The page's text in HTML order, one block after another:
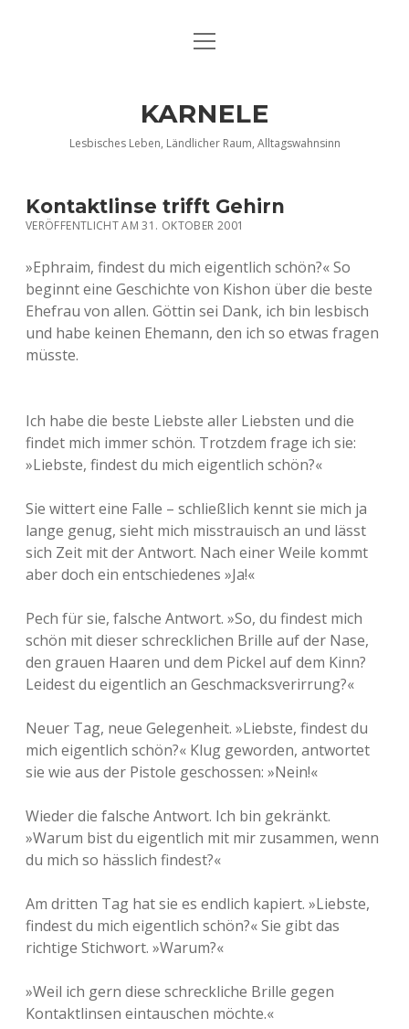
DATENSCHUTZERKLÄRUNG
Menü
KARNELE
Lesbisches Leben, Ländlicher Raum, Alltagswahnsinn
Kontaktlinse trifft Gehirn
VERÖFFENTLICHT AM 31. OKTOBER 2001
»Ephraim, findest du mich eigentlich schön?« So
beginnt eine Geschichte von Kishon über die beste
Ehefrau von allen. Göttin sei Dank, ich bin lesbisch
und habe keinen Ehemann, den ich so etwas fragen
müsste.
Ich habe die beste Liebste aller Liebsten und die
findet mich immer schön. Trotzdem frage ich sie:
»Liebste, findest du mich eigentlich schön?«
Sie wittert eine Falle – schließlich kennt sie mich ja
lange genug, sieht mich misstrauisch an und lässt
sich Zeit mit der Antwort. Nach einer Weile kommt
aber doch ein entschiedenes »Ja!«
Pech für sie, falsche Antwort. »So, du findest mich
schön mit dieser schrecklichen Brille auf der Nase,
den grauen Haaren und dem Pickel auf dem Kinn?
Leidest du eigentlich an Geschmacksverirrung?«
Neuer Tag, neue Gelegenheit. »Liebste, findest du
mich eigentlich schön?« Klug geworden, antwortet
sie wie aus der Pistole geschossen: »Nein!«
Wieder die falsche Antwort. Ich bin gekränkt.
»Warum bist du eigentlich mit mir zusammen, wenn
du mich so hässlich findest?«
Am dritten Tag hat sie es endlich kapiert. »Liebste,
findest du mich eigentlich schön?« Sie gibt das
richtige Stichwort. »Warum?«
»Weil ich gern diese schreckliche Brille gegen
Kontaktlinsen eintauschen möchte.«